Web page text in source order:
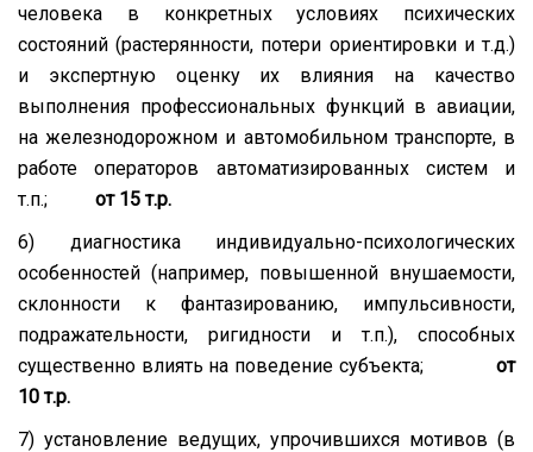
человека в конкретных условиях психических
состояний (растерянности, потери ориентировки и т.д.)
и экспертную оценку их влияния на качество
выполнения профессиональных функций в авиации,
на железнодорожном и автомобильном транспорте, в
работе операторов автоматизированных систем и
т.п.;
от 15 т.р.
6) диагностика индивидуально-психологических
особенностей (например, повышенной внушаемости,
склонности к фантазированию, импульсивности,
подражательности, ригидности и т.п.), способных
существенно влиять на поведение субъекта;
от
10 т.р.
7) установление ведущих, упрочившихся мотивов (в